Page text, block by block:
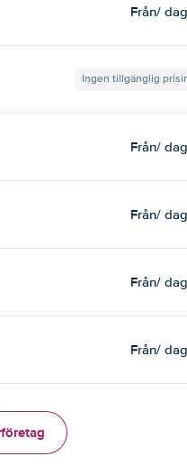
Från/ dag
Ingen tillgänglig
Från/ dag
Från/ dag
Från/ dag
Från/ dag